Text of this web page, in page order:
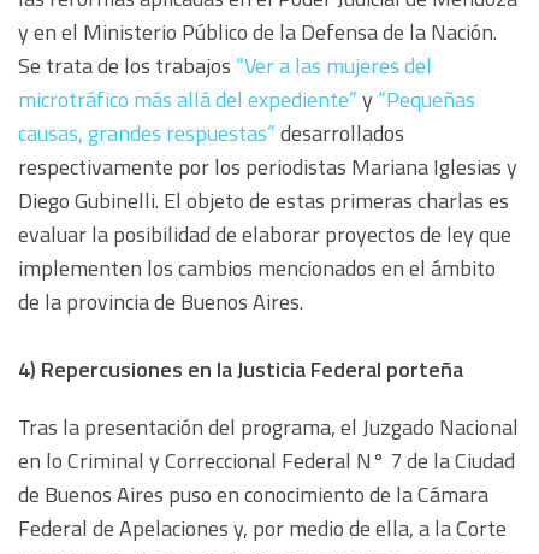
y en el Ministerio Público de la Defensa de la Nación.
Se trata de los trabajos “Ver a las mujeres del
microtráfico más allá del expediente”y “Pequeñas
causas, grandes respuestas”desarrollados
respectivamente por los periodistas Mariana Iglesias y
Diego Gubinelli. El objeto de estas primeras charlas es
evaluar la posibilidad de elaborar proyectos de ley que
implementen los cambios mencionados en el ámbito
de la provincia de Buenos Aires.
4) Repercusiones en la Justicia Federal porteña
Tras la presentación del programa, el Juzgado Nacional
en lo Criminal y Correccional Federal N° 7 de la Ciudad
de Buenos Aires puso en conocimiento de la Cámara
Federal de Apelaciones y, por medio de ella, a la Corte